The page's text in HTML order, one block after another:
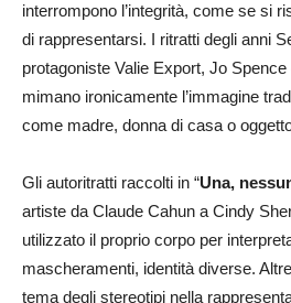
interrompono l’integrità, come se si
di rappresentarsi. I ritratti degli anni
protagoniste Valie Export, Jo
mimano ironicamente l’immagine
come madre, donna di casa o
Gli autoritratti raccolti in “Una,
artiste da Claude Cahun a Cindy
utilizzato il proprio corpo per
mascheramenti, identità diverse.
tema degli stereotipi nella